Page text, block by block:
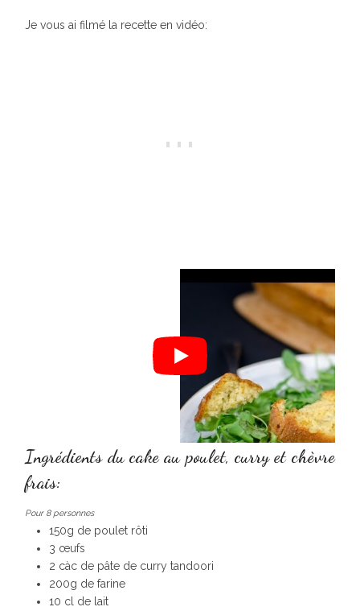
Je vous ai filmé la recette en vidéo:
Ingrédients du cake au poulet, curry et chèvre
frais:
Pour 8 personnes
150g de poulet rôti
3 œufs
2 càc de pâte de curry tandoori
200g de farine
10 cl de lait